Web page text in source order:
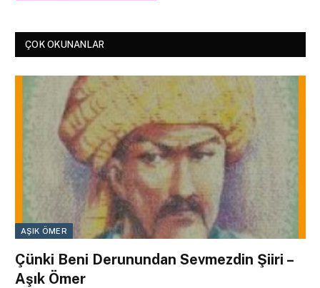
ÇOK OKUNANLAR
AŞIK ÖMER
Çünki Beni Derunundan Sevmezdin Şiiri –
Aşık Ömer